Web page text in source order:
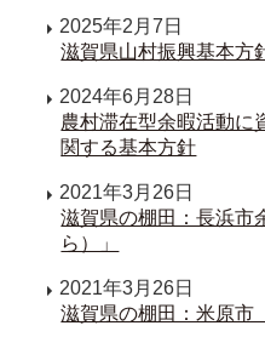
2025年2月7日
滋賀県山村振興基本方
2024年6月28日
農村滞在型余暇活動に
関する基本方針
2021年3月26日
滋賀県の棚田：長浜市
ら）」
2021年3月26日
滋賀県の棚田：米原市